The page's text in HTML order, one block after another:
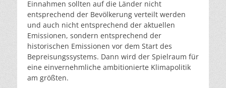
Einnahmen sollten auf die Länder nicht
entsprechend der Bevölkerung verteilt werden
und auch nicht entsprechend der aktuellen
Emissionen, sondern entsprechend der
historischen Emissionen vor dem Start des
Bepreisungssystems. Dann wird der Spielraum für
eine einvernehmliche ambitionierte Klimapolitik
am größten.